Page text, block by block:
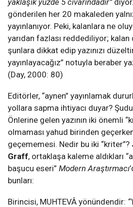
yaklaşık yüzde 5 civarındadır”
gönderilen her 20 makaleden
yayınlanıyor. Peki, kalanlara ne
yarıdan fazlası reddediliyor;
şunlara dikkat edip yazınızı
yayınlayacağız” notuyla beraber
(Day, 2000: 80)
Editörler, “aynen” yayınlamak
yollara sapma ihtiyacı duyar?
Önlerine gelen yazının iki önemli
olmaması yahud birinden
geçememesi. Nedir bu iki “kriter”?
Graff, ortaklaşa kaleme aldıkları
başucu eseri” Modern Araştırmacı
bunları:
Birincisi, MUHTEVÂ yönündendir: